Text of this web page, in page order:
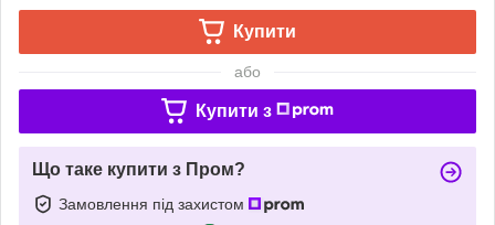
Купити
або
Купити з
Що таке купити з Пром?
Замовлення під захистом